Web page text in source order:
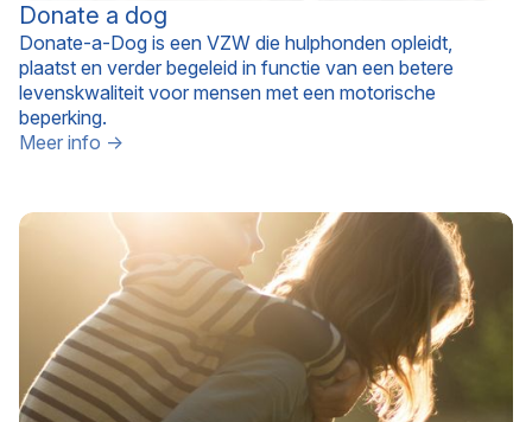
Donate a dog
Donate-a-Dog is een VZW die hulphonden opleidt,
plaatst en verder begeleid in functie van een betere
levenskwaliteit voor mensen met een motorische
beperking.
Meer info →